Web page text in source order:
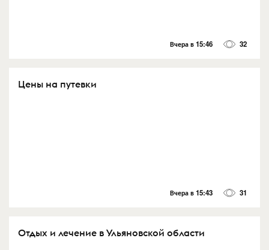
Вчера в 15:46 32
Цены на путевки
Вчера в 15:43 31
Отдых и лечение в Ульяновской области